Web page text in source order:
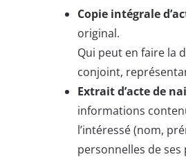
Copie intégrale
original.
Qui peut en faire la
conjoint,
Extrait d’acte de
informations
l’intéressé (nom,
personnelles de